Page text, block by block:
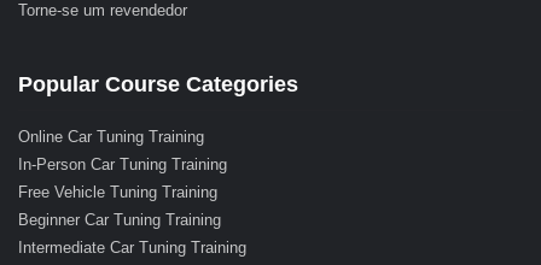
Torne-se um revendedor
Popular Course Categories
Online Car Tuning Training
In-Person Car Tuning Training
Free Vehicle Tuning Training
Beginner Car Tuning Training
Intermediate Car Tuning Training